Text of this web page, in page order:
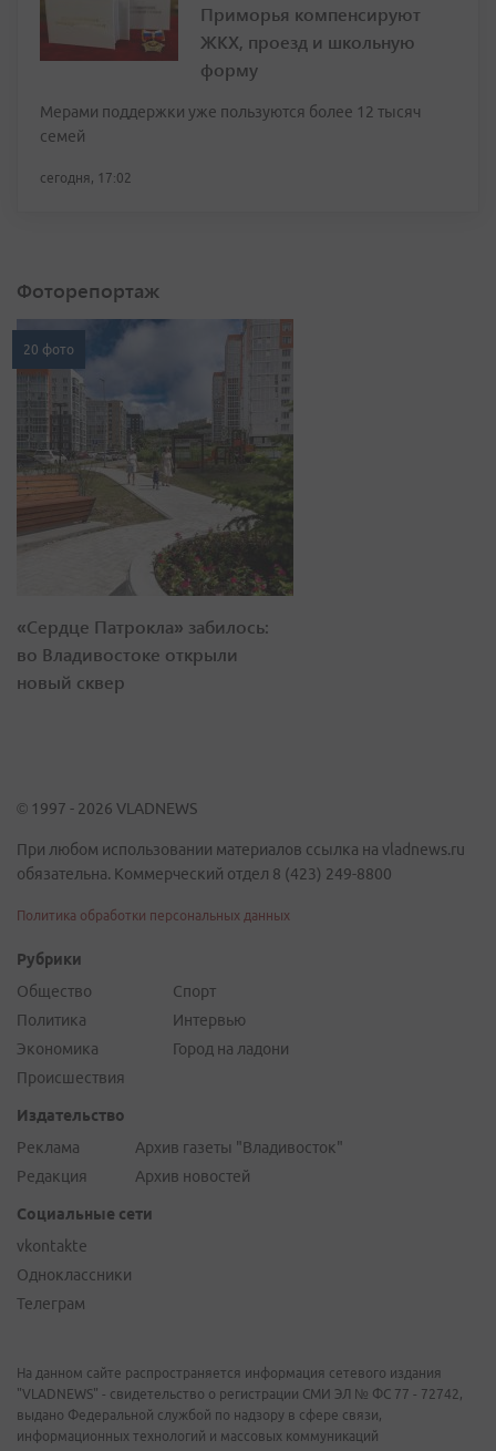
Приморья компенсируют
ЖКХ, проезд и школьную
форму
Мерами поддержки уже пользуются более 12 тысяч
семей
сегодня, 17:02
Фоторепортаж
20 фото
«Сердце Патрокла» забилось:
во Владивостоке открыли
новый сквер
© 1997 - 2026 VLADNEWS
При любом использовании материалов ссылка на vladnews.ru
обязательна. Коммерческий отдел 8 (423) 249-8800
Политика обработки персональных данных
Рубрики
Общество
Политика
Экономика
Происшествия
Спорт
Интервью
Город на ладони
Издательство
Реклама
Редакция
Архив газеты "Владивосток"
Архив новостей
Социальные сети
vkontakte
Одноклассники
Телеграм
На данном сайте распространяется информация сетевого издания
"VLADNEWS" - свидетельство о регистрации СМИ ЭЛ № ФС 77 - 72742,
выдано Федеральной службой по надзору в сфере связи,
информационных технологий и массовых коммуникаций